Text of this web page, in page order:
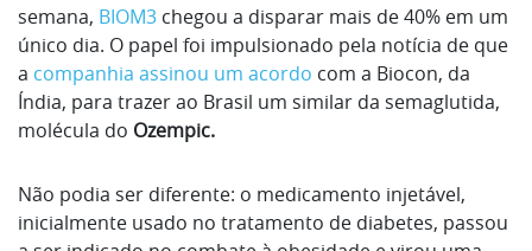
semana, BIOM3 chegou a disparar mais de 40% em um
único dia. O papel foi impulsionado pela notícia de que
a companhia assinou um acordo com a Biocon, da
Índia, para trazer ao Brasil um similar da semaglutida,
molécula do Ozempic.
Não podia ser diferente: o medicamento injetável,
inicialmente usado no tratamento de diabetes, passou